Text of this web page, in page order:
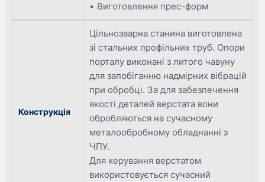
Виготовлення прес-форм
Конструкція
Цільнозварна станина виготовлена
зі стальних профільних труб. Опори
порталу виконані з литого чавуну
для запобіганню надмірних вібрацій
при обробці. За для забезпечення
якості деталей верстата вони
обробляються на сучасному
металообробному обладнанні з
ЧПУ.
Для керування верстатом
використовується сучасний